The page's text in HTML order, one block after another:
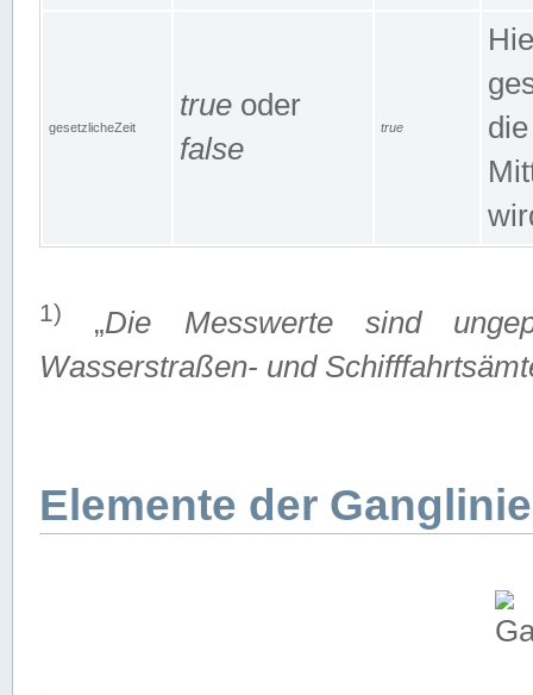
gesetzlicheZeit
true oder
false
true
1) „Die Messwerte sind
Wasserstraßen- und
Elemente der